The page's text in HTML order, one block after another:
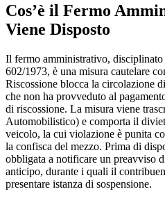
Cos’è il Fermo
Viene Disposto
Il fermo amministrativo,
602/1973, è una misura cautelare
Riscossione blocca la circolazione
che non ha provveduto al
di riscossione. La misura viene
Automobilistico) e comporta il
veicolo, la cui violazione è punita
la confisca del mezzo. Prima di
obbligata a notificare un preavviso
anticipo, durante i quali il
presentare istanza di sospensione.